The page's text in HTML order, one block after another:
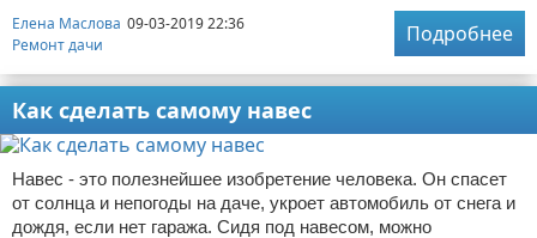
Елена Маслова 09-03-2019 22:36
Ремонт дачи
Подробнее
Как сделать самому навес
Навес - это полезнейшее изобретение человека. Он спасет
от солнца и непогоды на даче, укроет автомобиль от снега и
дождя, если нет гаража. Сидя под навесом, можно